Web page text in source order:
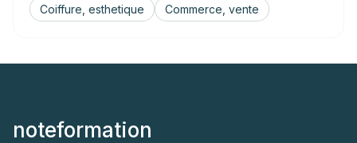
Coiffure, esthetique Commerce, vente
noteformation